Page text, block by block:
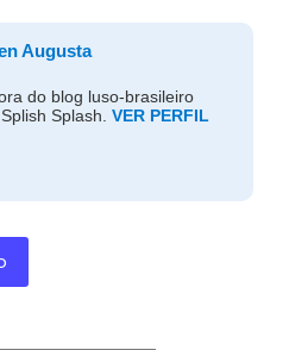
Augusta
do blog luso-brasileiro
Splash. VER PERFIL